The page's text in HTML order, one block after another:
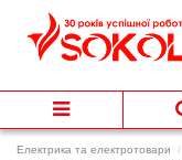
Електрика та електротовари